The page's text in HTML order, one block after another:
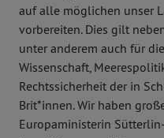
auf alle möglichen unser
vorbereiten. Dies gilt
unter anderem auch für
Wissenschaft,
Rechtssicherheit der in
Brit*innen. Wir haben
Europaministerin